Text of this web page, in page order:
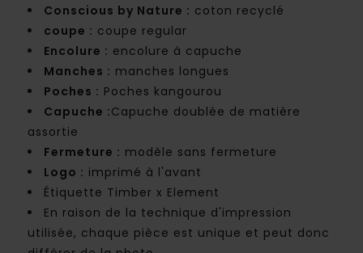
Conscious by Nature : coton recyclé
coupe : coupe regular
Encolure : encolure à capuche
Manches : manches longues
Poches : Poches kangourou
Capuche :Capuche doublée de matière
assortie
Fermeture : modèle sans fermeture
Logo : imprimé à l'avant
Étiquette Timber x Element
En raison de la technique d'impression
utilisée, chaque pièce est unique et peut donc